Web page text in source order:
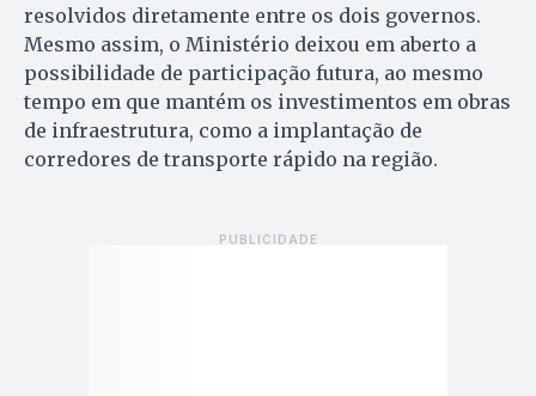
resolvidos diretamente entre os dois governos.
Mesmo assim, o Ministério deixou em aberto a
possibilidade de participação futura, ao mesmo
tempo em que mantém os investimentos em obras
de infraestrutura, como a implantação de
corredores de transporte rápido na região.